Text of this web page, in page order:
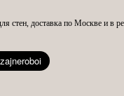
стен, доставка по Москве и в